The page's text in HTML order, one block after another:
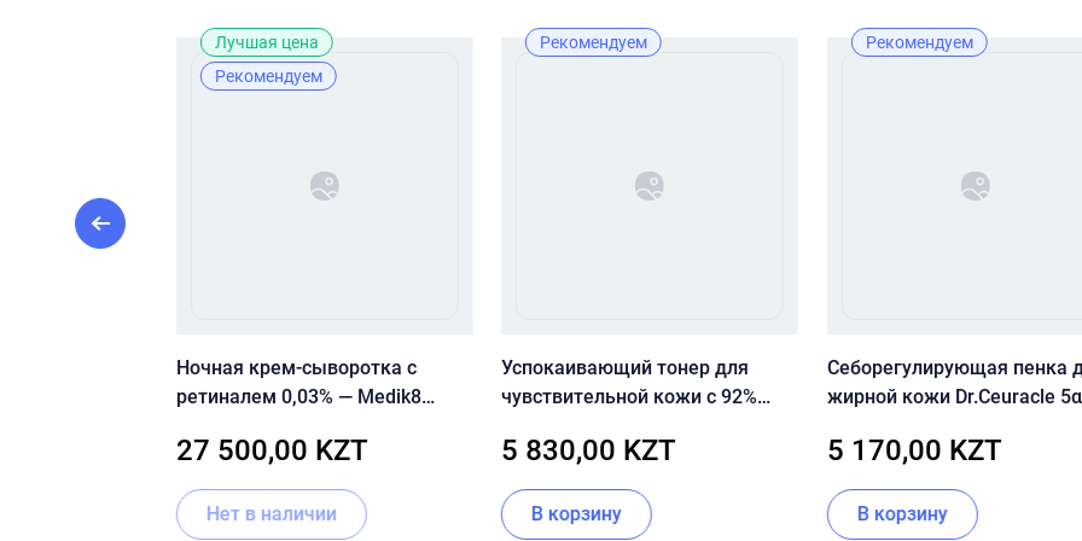
Лучшая цена
Рекомендуем
Ночная крем-сыворотка с
ретиналем 0,03% — Medik8
27 500,00 KZT
Нет в наличии
Рекомендуем
Успокаивающий тонер для
чувствительной кожи с 92%
Regen 92 Toner
5 830,00 KZT
В корзину
Рекомендуем
Себорегулирующая пенка
жирной кожи Dr.Ceuracle 5α
5 170,00 KZT
В корзину